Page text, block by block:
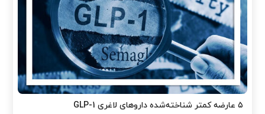
۵ عارضه کمتر شناخته‌شده داروهای لاغری GLP-1